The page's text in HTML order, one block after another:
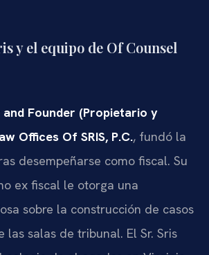
y el equipo de Of Counsel
and Founder (Propietario y
Offices Of SRIS, P.C., fundó la
desempeñarse como fiscal. Su
ex fiscal le otorga una
sobre la construcción de casos
las salas de tribunal. El Sr. Sris